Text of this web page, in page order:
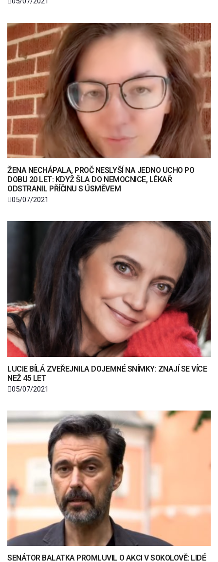
ŽENA NECHÁPALA, PROČ NESLYŠÍ NA JEDNO UCHO PO
DOBU 20 LET: KDYŽ ŠLA DO NEMOCNICE, LÉKAŘ
ODSTRANIL PŘÍČINU S ÚSMĚVEM
05/07/2021
LUCIE BÍLÁ ZVEŘEJNILA DOJEMNÉ SNÍMKY: ZNAJÍ SE VÍCE
NEŽ 45 LET
05/07/2021
SENÁTOR BALATKA PROMLUVIL O AKCI V SOKOLOVĚ: LIDÉ